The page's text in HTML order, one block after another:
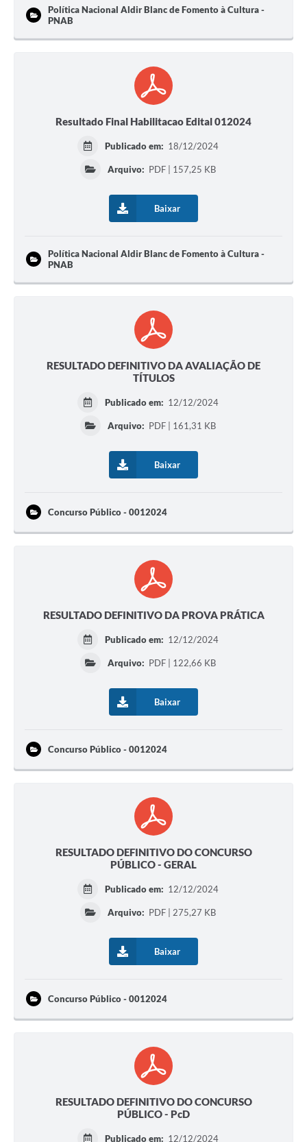
Política Nacional Aldir Blanc de Fomento à Cultura -
PNAB
Resultado Final Habilitacao Edital 012024
Publicado em: 18/12/2024
Arquivo: PDF | 157,25 KB
Baixar
Política Nacional Aldir Blanc de Fomento à Cultura -
PNAB
RESULTADO DEFINITIVO DA AVALIAÇÃO DE
TÍTULOS
Publicado em: 12/12/2024
Arquivo: PDF | 161,31 KB
Baixar
Concurso Público - 0012024
RESULTADO DEFINITIVO DA PROVA PRÁTICA
Publicado em: 12/12/2024
Arquivo: PDF | 122,66 KB
Baixar
Concurso Público - 0012024
RESULTADO DEFINITIVO DO CONCURSO
PÚBLICO - GERAL
Publicado em: 12/12/2024
Arquivo: PDF | 275,27 KB
Baixar
Concurso Público - 0012024
RESULTADO DEFINITIVO DO CONCURSO
PÚBLICO - PcD
Publicado em: 12/12/2024